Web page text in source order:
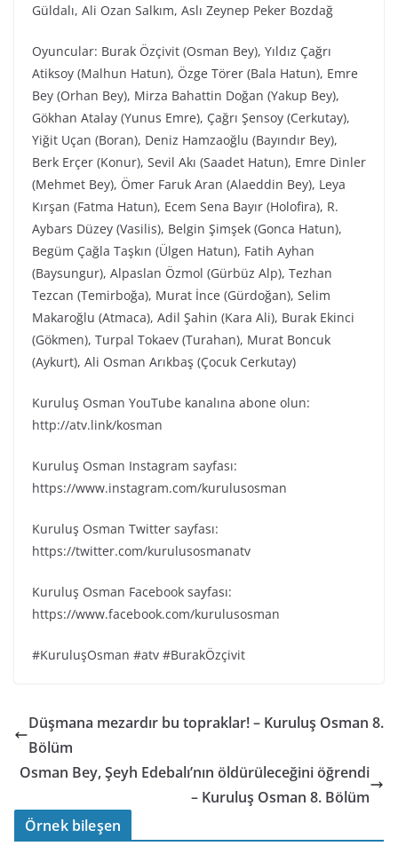
Güldalı, Ali Ozan Salkım, Aslı Zeynep Peker Bozdağ
Oyuncular: Burak Özçivit (Osman Bey), Yıldız Çağrı
Atiksoy (Malhun Hatun), Özge Törer (Bala Hatun), Emre
Bey (Orhan Bey), Mirza Bahattin Doğan (Yakup Bey),
Gökhan Atalay (Yunus Emre), Çağrı Şensoy (Cerkutay),
Yiğit Uçan (Boran), Deniz Hamzaoğlu (Bayındır Bey),
Berk Erçer (Konur), Sevil Akı (Saadet Hatun), Emre Dinler
(Mehmet Bey), Ömer Faruk Aran (Alaeddin Bey), Leya
Kırşan (Fatma Hatun), Ecem Sena Bayır (Holofira), R.
Aybars Düzey (Vasilis), Belgin Şimşek (Gonca Hatun),
Begüm Çağla Taşkın (Ülgen Hatun), Fatih Ayhan
(Baysungur), Alpaslan Özmol (Gürbüz Alp), Tezhan
Tezcan (Temirboğa), Murat İnce (Gürdoğan), Selim
Makaroğlu (Atmaca), Adil Şahin (Kara Ali), Burak Ekinci
(Gökmen), Turpal Tokaev (Turahan), Murat Boncuk
(Aykurt), Ali Osman Arıkbaş (Çocuk Cerkutay)
Kuruluş Osman YouTube kanalına abone olun:
http://atv.link/kosman
Kuruluş Osman Instagram sayfası:
https://www.instagram.com/kurulusosman
Kuruluş Osman Twitter sayfası:
https://twitter.com/kurulusosmanatv
Kuruluş Osman Facebook sayfası:
https://www.facebook.com/kurulusosman
#KuruluşOsman #atv #BurakÖzçivit
Düşmana mezardır bu topraklar! – Kuruluş Osman 8.
Bölüm
Osman Bey, Şeyh Edebalı’nın öldürüleceğini öğrendi
– Kuruluş Osman 8. Bölüm
Örnek bileşen